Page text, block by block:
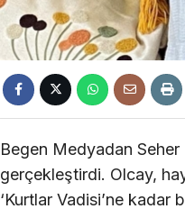
Begen Medyadan
gerçekleştirdi. Olcay,
‘Kurtlar Vadisi’ne